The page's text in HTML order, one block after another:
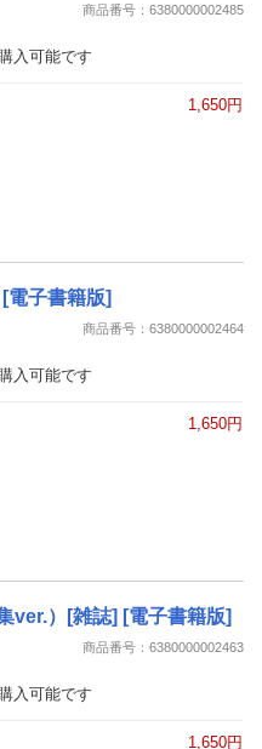
商品番号：6380000002485
入可能です
1,650円
電子書籍版]
商品番号：6380000002464
入可能です
1,650円
ver.）[雑誌] [電子書籍版]
商品番号：6380000002463
入可能です
1,650円